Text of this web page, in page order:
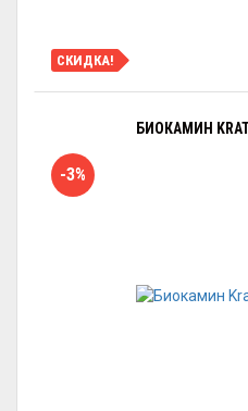
СКИДКА!
БИОКАМИН
-3%